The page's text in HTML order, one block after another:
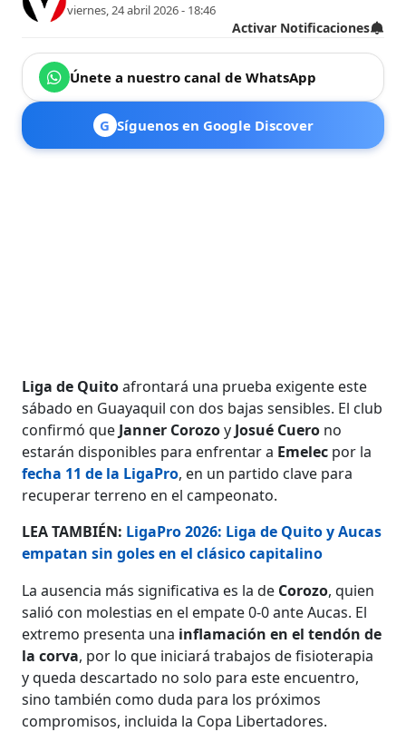
viernes, 24 abril 2026 - 18:46
Activar Notificaciones
Únete a nuestro canal de WhatsApp
G Síguenos en Google Discover
Liga de Quitoafrontará una prueba exigente este
sábado en Guayaquil con dos bajas sensibles. El club
confirmó que Janner Corozoy Josué Cuero no
estarán disponibles para enfrentar a Emelec por la
fecha 11 de la LigaPro, en un partido clave para
recuperar terreno en el campeonato.
LEA TAMBIÉN: LigaPro 2026: Liga de Quito y Aucas
empatan sin goles en el clásico capitalino
La ausencia más significativa es la de Corozo, quien
salió con molestias en el empate 0-0 ante Aucas. El
extremo presenta una inflamación en el tendón de
la corva, por lo que iniciará trabajos de fisioterapia
y queda descartado no solo para este encuentro,
sino también como duda para los próximos
compromisos, incluida la Copa Libertadores.